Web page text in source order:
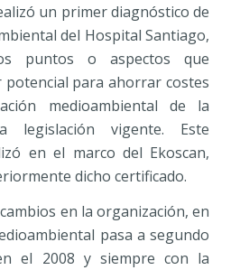
un primer diagnóstico de
del Hospital Santiago,
puntos o aspectos que
para ahorrar costes
medioambiental de la
legislación vigente. Este
en el marco del Ekoscan,
dicho certificado.
en la organización, en
pasa a segundo
el 2008 y siempre con la